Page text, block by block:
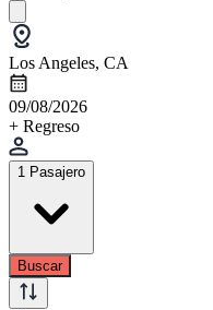
Los Angeles, CA
09/08/2026
+ Regreso
1 Pasajero
Buscar